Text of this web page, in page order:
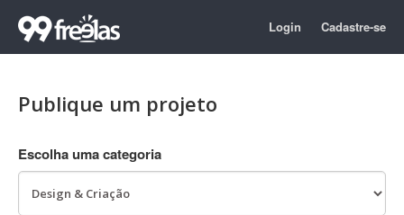
Login Cadastre-se
Publique um projeto
Escolha uma categoria